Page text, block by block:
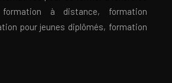
à distance, formation
pour jeunes diplômés, formation